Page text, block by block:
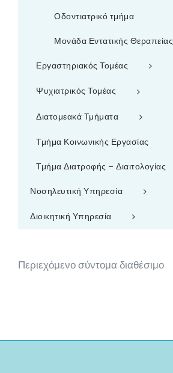
Οδοντιατρικό τμήμα
Μονάδα Εντατικής Θεραπείας
Εργαστηριακός Τομέας
Ψυχιατρικός Τομέας
Διατομεακά Τμήματα
Τμήμα Κοινωνικής Εργασίας
Τμήμα Διατροφής – Διαιτολογίας
Νοσηλευτική Υπηρεσία
Διοικητική Υπηρεσία
Περιεχόμενο σύντομα διαθέσιμο